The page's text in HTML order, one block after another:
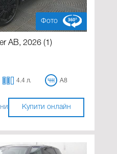
Фото
AB, 2026 (1)
4.4 л. A8
Купити онлайн